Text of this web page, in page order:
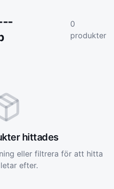
0
produkter
hittades
eller filtrera för att hitta
efter.